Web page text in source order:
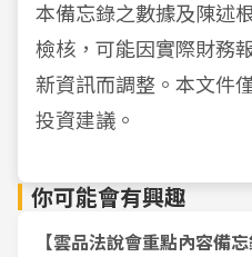
本備忘錄之數據及陳述
檢核，可能因實際財務
新資訊而調整。本文件
投資建議。
你可能會有興趣
【雲品法說會重點內容備